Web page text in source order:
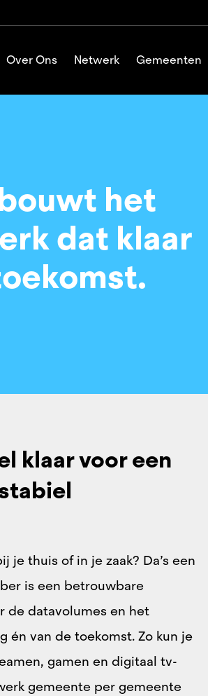
Over Ons Netwerk Gemeenten
het
dat klaar
klaar voor een
thuis of in je zaak? Da’s een
is een betrouwbare
de datavolumes en het
én van de toekomst. Zo kun je
gamen en digitaal tv-
gemeente per gemeente